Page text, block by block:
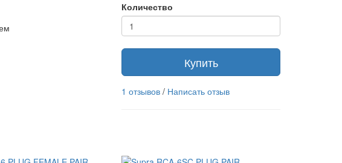
Количество
Купить
1 отзывов / Написать отзыв